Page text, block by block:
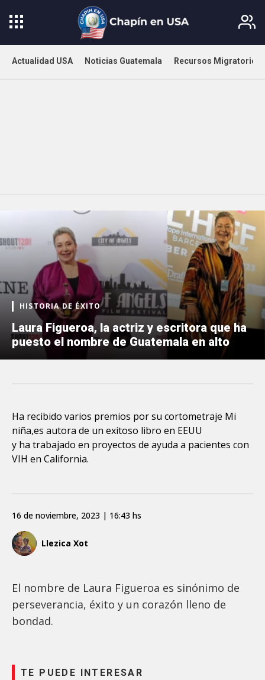
Actualidad USA Noticias Guatemala Recursos Migratorios
HISTORIA DE ÉXITO
Laura Figueroa, la actriz y escritora que ha
puesto el nombre de Guatemala en alto
Ha recibido varios premios por su cortometraje Mi
niña,es autora de un exitoso libro en EEUU
y ha trabajado en proyectos de ayuda a pacientes con
VIH en California.
Llezica Xot
16 de noviembre, 2023 | 16:43 hs
El nombre de Laura Figueroa es sinónimo de
perseverancia, éxito y un corazón lleno de
bondad.
TE PUEDE INTERESAR